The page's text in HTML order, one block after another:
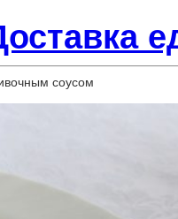
соусом